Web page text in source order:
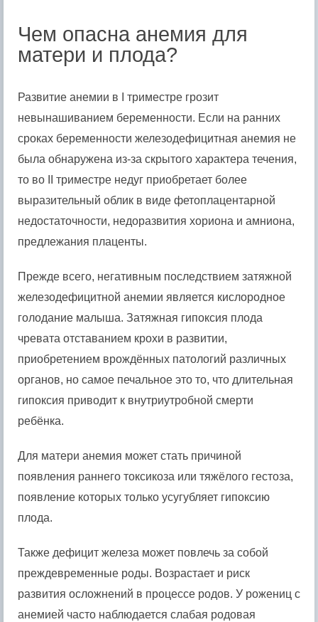
Чем опасна анемия для
матери и плода?
Развитие анемии в I триместре грозит
невынашиванием беременности. Если на ранних
сроках беременности железодефицитная анемия не
была обнаружена из-за скрытого характера течения,
то во II триместре недуг приобретает более
выразительный облик в виде фетоплацентарной
недостаточности, недоразвития хориона и амниона,
предлежания плаценты.
Прежде всего, негативным последствием затяжной
железодефицитной анемии является кислородное
голодание малыша. Затяжная гипоксия плода
чревата отставанием крохи в развитии,
приобретением врождённых патологий различных
органов, но самое печальное это то, что длительная
гипоксия приводит к внутриутробной смерти
ребёнка.
Для матери анемия может стать причиной
появления раннего токсикоза или тяжёлого гестоза,
появление которых только усугубляет гипоксию
плода.
Также дефицит железа может повлечь за собой
преждевременные роды. Возрастает и риск
развития осложнений в процессе родов. У рожениц с
анемией часто наблюдается слабая родовая